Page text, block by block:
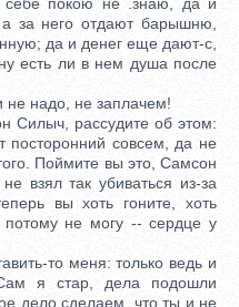
за него отдают барышню,
да и денег еще дают-с,
есть ли в нем душа после
надо, не заплачем!
рассудите об этом:
посторонний совсем, да не
Поймите вы это, Самсон
взял так убиваться из-за
вы хоть гоните, хоть
не могу -- сердце у
то меня: только ведь и
я стар, дела подошли
дело сделаем, что ты и не